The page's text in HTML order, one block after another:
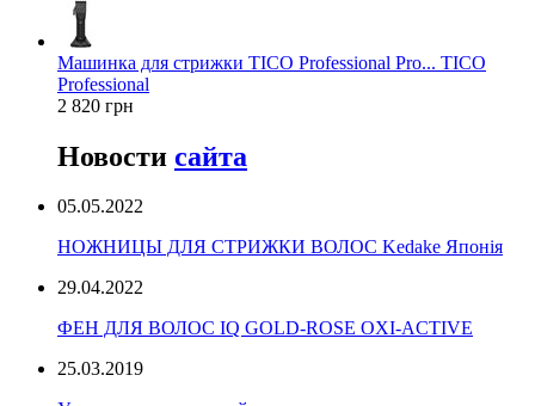
Машинка для стрижки TICO Professional Pro... TICO
Professional
2 820 грн
Новости сайта
05.05.2022
НОЖНИЦЫ ДЛЯ СТРИЖКИ ВОЛОС Kedake Японія
29.04.2022
ФЕН ДЛЯ ВОЛОС IQ GOLD-ROSE OXI-ACTIVE
25.03.2019